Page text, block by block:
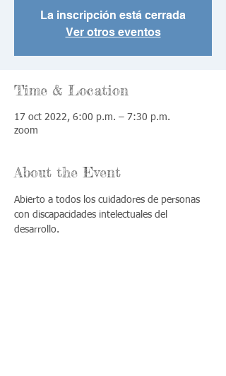
La inscripción está cerrada
Ver otros eventos
Time & Location
17 oct 2022, 6:00 p.m. – 7:30 p.m.
zoom
About the Event
Abierto a todos los cuidadores de personas
con discapacidades intelectuales del
desarrollo.